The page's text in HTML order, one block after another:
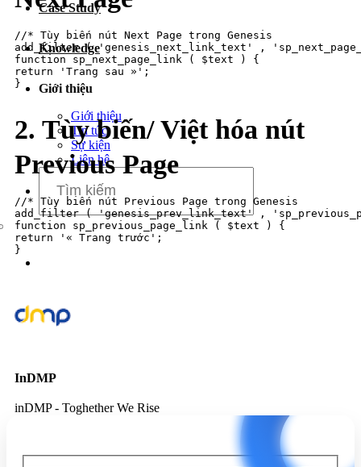
Dịch vụ chăm sóc website
Case Study
Knowledge
Giới thiệu
Giới thiệu
Tin tức
Sự kiện
Liên hệ
//* Tùy biến nút Next Page trong Genesis
add_filter ( 'genesis_next_link_text' ,
function sp_next_page_link ( $text ) {
return 'Trang sau »';
}
2. Tùy biến/ Việt hóa nút
Previous Page
//* Tùy biến nút Previous Page trong Genesis
add_filter ( 'genesis_prev_link_text' ,
function sp_previous_page_link ( $text ) {
return '« Trang trước';
InDMP
inDMP - Toghether We Rise